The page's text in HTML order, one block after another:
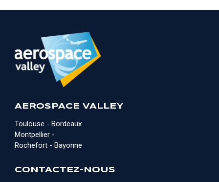
AEROSPACE VALLEY
Toulouse - Bordeaux
Montpellier -
Rochefort - Bayonne
CONTACTEZ-NOUS